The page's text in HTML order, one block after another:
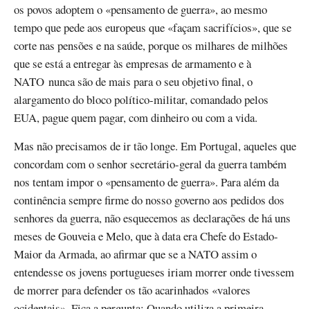
os povos adoptem o «pensamento de guerra», ao mesmo
tempo que pede aos europeus que «façam sacrifícios», que se
corte nas pensões e na saúde, porque os milhares de milhões
que se está a entregar às empresas de armamento e à
NATO nunca são de mais para o seu objetivo final, o
alargamento do bloco político-militar, comandado pelos
EUA, pague quem pagar, com dinheiro ou com a vida.
Mas não precisamos de ir tão longe. Em Portugal, aqueles que
concordam com o senhor secretário-geral da guerra também
nos tentam impor o «pensamento de guerra». Para além da
continência sempre firme do nosso governo aos pedidos dos
senhores da guerra, não esquecemos as declarações de há uns
meses de Gouveia e Melo, que à data era Chefe do Estado-
Maior da Armada, ao afirmar que se a NATO assim o
entendesse os jovens portugueses iriam morrer onde tivessem
de morrer para defender os tão acarinhados «valores